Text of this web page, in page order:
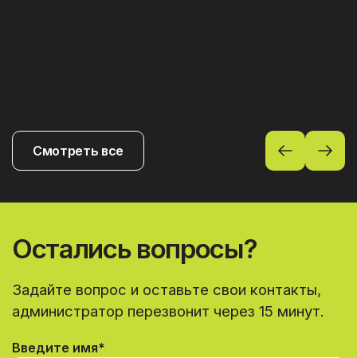
Смотреть все
Остались вопросы?
Задайте вопрос и оставьте свои контакты,
администратор перезвонит через 15 минут.
Введите имя*